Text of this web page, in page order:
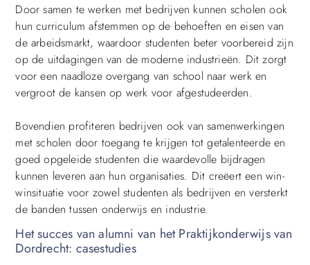
Door samen te werken met bedrijven kunnen scholen ook
hun curriculum afstemmen op de behoeften en eisen van
de arbeidsmarkt, waardoor studenten beter voorbereid zijn
op de uitdagingen van de moderne industrieën. Dit zorgt
voor een naadloze overgang van school naar werk en
vergroot de kansen op werk voor afgestudeerden.
Bovendien profiteren bedrijven ook van samenwerkingen
met scholen door toegang te krijgen tot getalenteerde en
goed opgeleide studenten die waardevolle bijdragen
kunnen leveren aan hun organisaties. Dit creëert een win-
winsituatie voor zowel studenten als bedrijven en versterkt
de banden tussen onderwijs en industrie.
Het succes van alumni van het Praktijkonderwijs van
Dordrecht: casestudies